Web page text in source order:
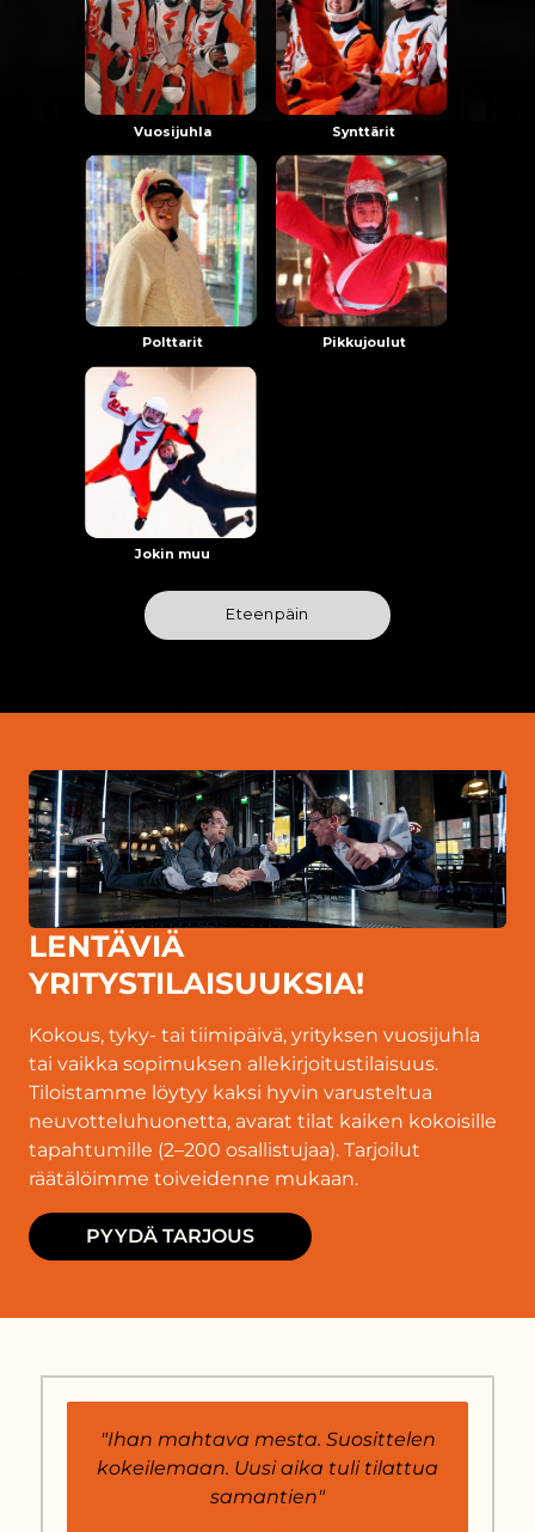
LENTÄVIÄ
YRITYSTILAISUUKSIA!
Kokous, tyky- tai tiimipäivä, yrityksen vuosijuhla
tai vaikka sopimuksen allekirjoitustilaisuus.
Tiloistamme löytyy kaksi hyvin varusteltua
neuvotteluhuonetta, avarat tilat kaiken kokoisille
tapahtumille (2–200 osallistujaa). Tarjoilut
räätälöimme toiveidenne mukaan.
PYYDÄ TARJOUS
"Ihan mahtava mesta. Suosittelen
kokeilemaan. Uusi aika tuli tilattua
samantien"